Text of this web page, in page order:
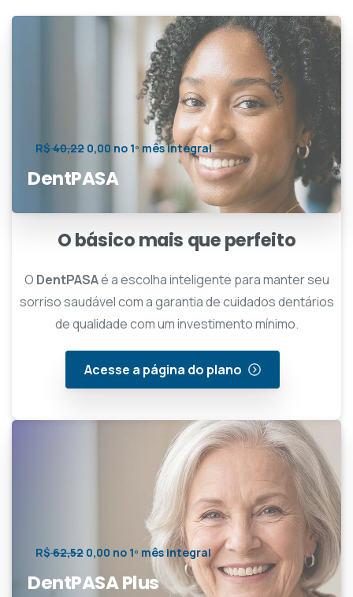
R$40,22 0,00 no 1º mês integral
DentPASA
O básico mais que perfeito
O DentPASAé a escolha inteligente para manter seu
sorriso saudável com a garantia de cuidados dentários
de qualidade com um investimento mínimo.
Acesse a página do plano
R$62,52 0,00 no 1º mês integral
DentPASA Plus